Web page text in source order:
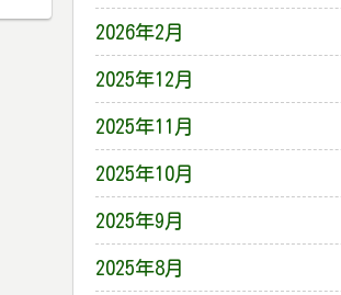
2026年2月
2025年12月
2025年11月
2025年10月
2025年9月
2025年8月